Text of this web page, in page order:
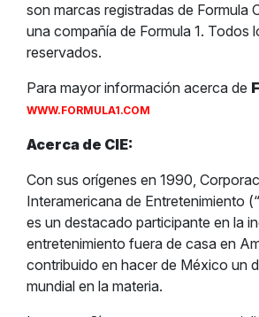
son marcas registradas de Formula
una compañía de Formula 1. Todos
reservados.
Para mayor información acerca de
WWW.FORMULA1.COM
Acerca de CIE:
Con sus orígenes en 1990,
Interamericana de Entretenimiento
es un destacado participante en la
entretenimiento fuera de casa en
contribuido en hacer de México un
mundial en la materia.